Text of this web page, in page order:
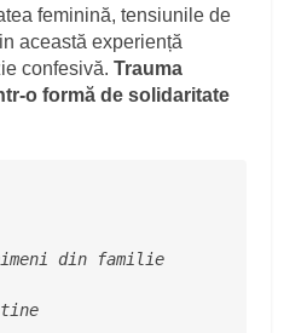
feminină, tensiunile de
această experiență
confesivă.Trauma
o formă de solidaritate
din familie
tine